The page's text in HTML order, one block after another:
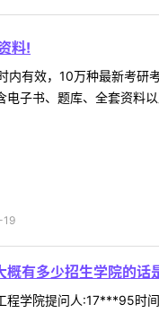
料!
内有效，10万种最新考
电子书、题库、全套资料
19
概有多少招生学院的话
程学院提问人:17***95